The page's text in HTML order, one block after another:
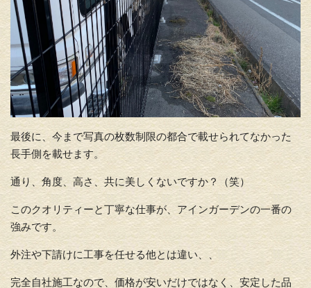
最後に、今まで写真の枚数制限の都合で載せられてなかった
長手側を載せます。
通り、角度、高さ、共に美しくないですか？（笑）
このクオリティーと丁寧な仕事が、アインガーデンの一番の
強みです。
外注や下請けに工事を任せる他とは違い、、
完全自社施工なので、価格が安いだけではなく、安定した品